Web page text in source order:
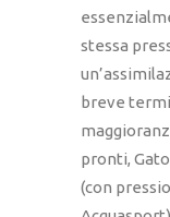
stessa
breve
pronti,
(con